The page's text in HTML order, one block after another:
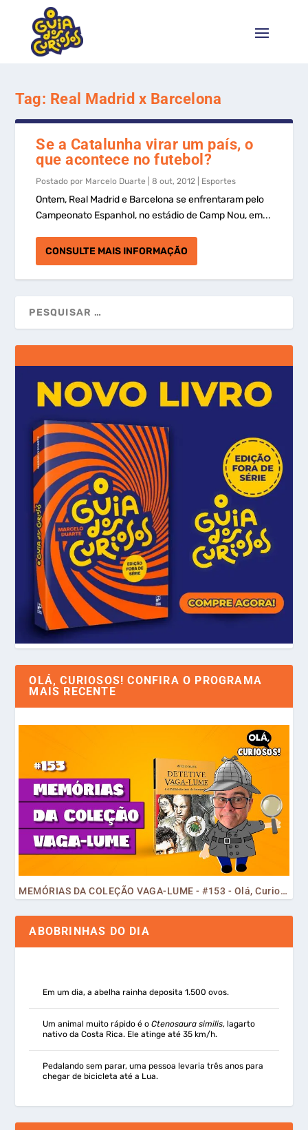
Tag: Real Madrid x Barcelona
Se a Catalunha virar um país, o
que acontece no futebol?
Postado por Marcelo Duarte |8 out, 2012 Esportes
Ontem, Real Madrid e Barcelona se enfrentaram pelo
Campeonato Espanhol, no estádio de Camp Nou, em...
CONSULTE MAIS INFORMAÇÃO
OLÁ, CURIOSOS! CONFIRA O PROGRAMA
MAIS RECENTE
MEMÓRIAS DA COLEÇÃO VAGA-LUME - #153 - Olá, Curiosos! 2023
ABOBRINHAS DO DIA
Em um dia, a abelha rainha deposita 1.500 ovos.
Um animal muito rápido é oCtenosaura similis, lagarto
nativo da Costa Rica. Ele atinge até 35 km/h.
Pedalando sem parar, uma pessoa levaria três anos para
chegar de bicicleta até a Lua.